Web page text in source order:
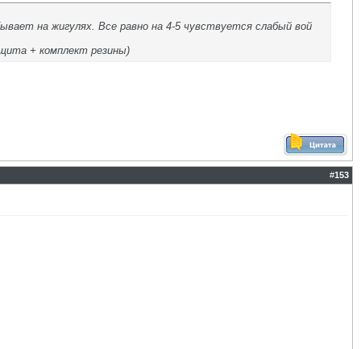
на жигулях. Все равно на 4-5 чувствуется слабый вой
+ комплект резины)
#153